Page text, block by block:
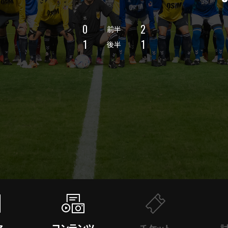
0 前半
2
1
後半 1